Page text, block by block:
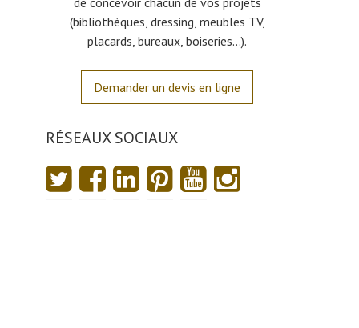
(bibliothèques, dressing, meubles TV,
placards, bureaux, boiseries…).
Demander un devis en ligne
RÉSEAUX SOCIAUX